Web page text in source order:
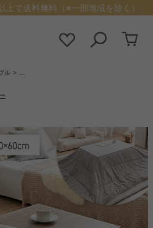
上で送料無料（※一部地域を除く）
ル